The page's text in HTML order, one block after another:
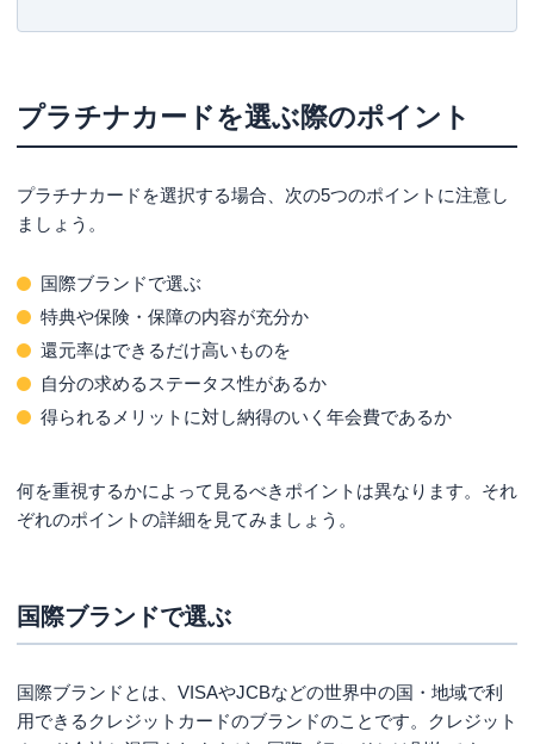
飲み会幹事で「居酒屋を予約したい」、「出張の
会社の重役が持つイメージの強いプラチナカード
方が使い勝手が良いカードとなっています。
プラチナカードのおすすめ4選！
JCBプラチナ
TRUST CLUB プラチナマスターカード
セゾンプラチナ・アメリカン・エキスプレス®・カード
究極の１枚はどれ？目的別におすすめプラチナカ
マイルを貯めたい人におすすめのプラチナカード
付帯サービスや特典を使いたい人におすすめのプラチナ
プラチナカードは誰が持てる？必要な年収は？
プラチナカード審査は厳しい？
インビテーション（招待制）のプラチナカードなら審査
は不要
プラチナカードを選ぶ際のポイント
プラチナカードを選択する場合、次の5つのポイントに注意し
ましょう。
国際ブランドで選ぶ
特典や保険・保障の内容が充分か
還元率はできるだけ高いものを
自分の求めるステータス性があるか
得られるメリットに対し納得のいく年会費であるか
何を重視するかによって見るべきポイントは異なります。それ
ぞれのポイントの詳細を見てみましょう。
国際ブランドで選ぶ
国際ブランドとは、VISAやJCBなどの世界中の国・地域で利
用できるクレジットカードのブランドのことです。クレジット